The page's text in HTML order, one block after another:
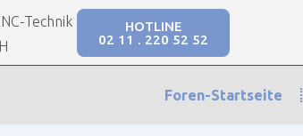
HOTLINE
02 11 . 220 52 52
Foren-Startseite